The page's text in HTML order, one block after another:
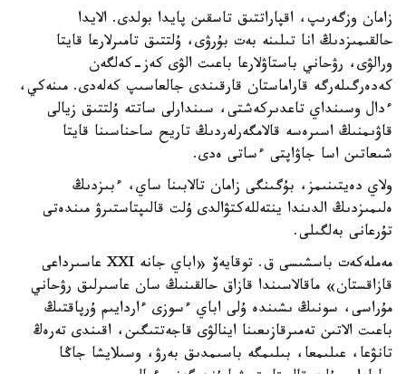
زامان وزگەرىپ، اقپاراتتىق تاسقىن پايدا بولدى. الايدا
حالقىمىزدىڭ انا تىلىنە بەت بۇرۋى، ۇلتتىق تامىرلارعا قايتا
ورالۋى، رۋحاني باستاۋلارعا باعىت الۋى كەز-كەلگەن
كەدەرگىلەرگە قاراماستان قارقىندى جالعاسىپ كەلەدى. مىنەكي،
ءدال وسىنداي تاعدىركەشتى، سىندارلى ساتتە ۇلتتىق زيالى
قاۋىمنىڭ اسىرەسە قالامگەرلەردىڭ تاريح ساحناسىنا قايتا
شىعاتىن اسا جاۋاپتى ءساتى ەدى.
ولاي دەيتىنىمز، بۇگىنگى زامان تالابىنا ساي، ءبىزدىڭ
ەلىمىزدىڭ الدىندا ينتەللەكتۋالدى ۇلت قالىپتاستىرۋ مىندەتى
تۇرعانى بەلگىلى.
مەملەكەت باسشىسى ق. توقايەۆ «اباي جانە XXI عاسىرداعى
قازاقستان» ماقالاسىندا قازاق حالقىنىڭ سان عاسىرلىق رۋحاني
مۇراسى، سونىڭ ىشىندە ۇلى اباي ءسوزى ءاردايىم ۇرپاقتىڭ
باعىت الاتىن تەمىرقازىعىنا اينالۋى قاجەتتىگىن، اقىندى تەرەڭ
تانۋعا، عىلىمعا، بىلىمگە باسىمدىق بەرۋ، وسىلايشا جاڭا